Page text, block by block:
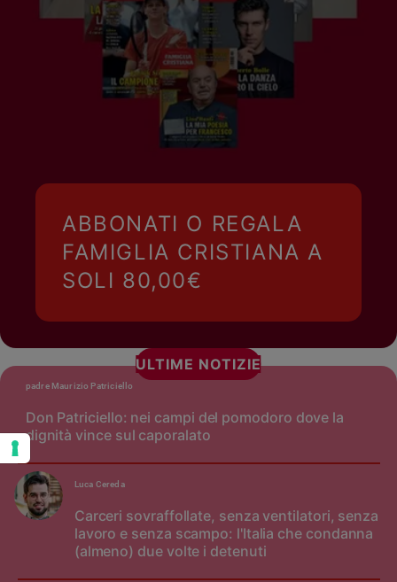
ABBONATI O REGALA
FAMIGLIA CRISTIANA A
SOLI 80,00€
ULTIME NOTIZIE
Don Patriciello: nei campi del pomodoro dove la
dignità vince sul caporalato
padre Maurizio Patriciello
Carceri sovraffollate, senza ventilatori, senza
lavoro e senza scampo: l'Italia che condanna
(almeno) due volte i detenuti
Luca Cereda